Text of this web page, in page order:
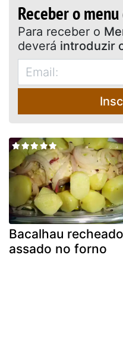
Receber o
Para receber o
deverá introduzir
Bacalhau recheado
assado no forno